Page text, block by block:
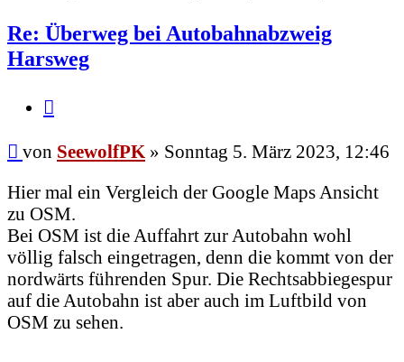
Re: Überweg bei Autobahnabzweig
Harsweg
Beitrag
von SeewolfPK » Sonntag 5. März 2023, 12:46
Hier mal ein Vergleich der Google Maps Ansicht
zu OSM.
Bei OSM ist die Auffahrt zur Autobahn wohl
völlig falsch eingetragen, denn die kommt von der
nordwärts führenden Spur. Die Rechtsabbiegespur
auf die Autobahn ist aber auch im Luftbild von
OSM zu sehen.